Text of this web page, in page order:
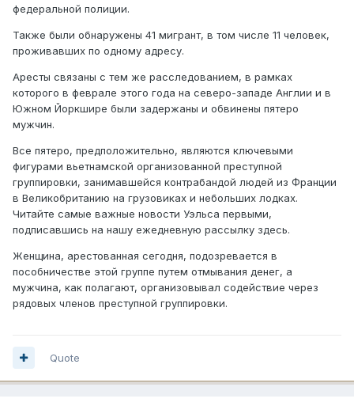
федеральной полиции.
Также были обнаружены 41 мигрант, в том числе 11 человек,
проживавших по одному адресу.
Аресты связаны с тем же расследованием, в рамках
которого в феврале этого года на северо-западе Англии и в
Южном Йоркшире были задержаны и обвинены пятеро
мужчин.
Все пятеро, предположительно, являются ключевыми
фигурами вьетнамской организованной преступной
группировки, занимавшейся контрабандой людей из Франции
в Великобританию на грузовиках и небольших лодках.
Читайте самые важные новости Уэльса первыми,
подписавшись на нашу ежедневную рассылку здесь.
Женщина, арестованная сегодня, подозревается в
пособничестве этой группе путем отмывания денег, а
мужчина, как полагают, организовывал содействие через
рядовых членов преступной группировки.
Quote